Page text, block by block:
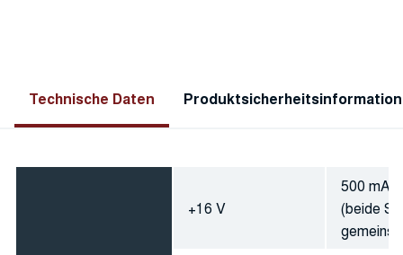
Technische Daten
+16 V
500 mA
(beide